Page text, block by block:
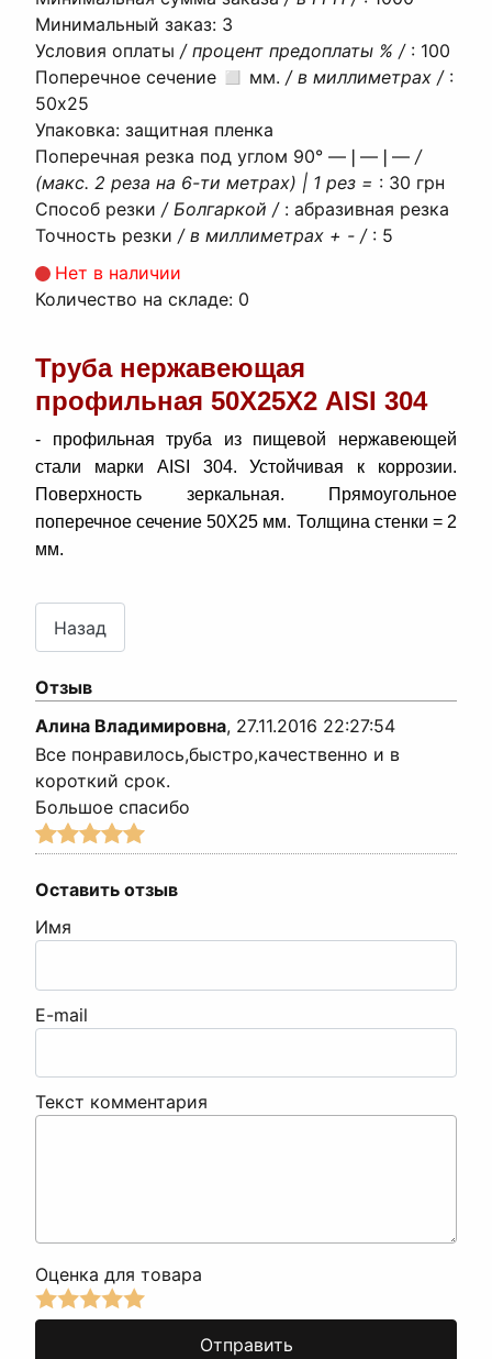
Минимальный заказ: 3
Условия оплаты / процент предоплаты % / : 100
Поперечное сечение ◻ мм. / в миллиметрах / :
50х25
Упаковка: защитная пленка
Поперечная резка под углом 90° ―❘―❘― /
(макс. 2 реза на 6-ти метрах) | 1 рез = : 30 грн
Способ резки / Болгаркой / : абразивная резка
Точность резки / в миллиметрах + - / : 5
Нет в наличии
Количество на складе: 0
Труба нержавеющая
профильная 50Х25Х2 AISI 304
- профильная труба из пищевой нержавеющей
стали марки AISI 304. Устойчивая к коррозии.
Поверхность зеркальная. Прямоугольное
поперечное сечение 50Х25 мм. Толщина стенки = 2
мм.
Отзыв
Алина Владимировна, 27.11.2016 22:27:54
Все понравилось,быстро,качественно и в
короткий срок.
Большое спасибо
Оставить отзыв
Имя
E-mail
Текст комментария
Оценка для товара